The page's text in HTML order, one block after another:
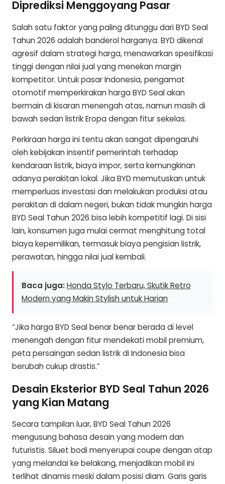
Diprediksi Menggoyang Pasar
Salah satu faktor yang paling ditunggu dari BYD Seal
Tahun 2026 adalah banderol harganya. BYD dikenal
agresif dalam strategi harga, menawarkan spesifikasi
tinggi dengan nilai jual yang menekan margin
kompetitor. Untuk pasar Indonesia, pengamat
otomotif memperkirakan harga BYD Seal akan
bermain di kisaran menengah atas, namun masih di
bawah sedan listrik Eropa dengan fitur sekelas.
Perkiraan harga ini tentu akan sangat dipengaruhi
oleh kebijakan insentif pemerintah terhadap
kendaraan listrik, biaya impor, serta kemungkinan
adanya perakitan lokal. Jika BYD memutuskan untuk
memperluas investasi dan melakukan produksi atau
perakitan di dalam negeri, bukan tidak mungkin harga
BYD Seal Tahun 2026 bisa lebih kompetitif lagi. Di sisi
lain, konsumen juga mulai cermat menghitung total
biaya kepemilikan, termasuk biaya pengisian listrik,
perawatan, hingga nilai jual kembali.
Baca juga:Honda Stylo Terbaru, Skutik Retro
Modern yang Makin Stylish untuk Harian
“Jika harga BYD Seal benar benar berada di level
menengah dengan fitur mendekati mobil premium,
peta persaingan sedan listrik di Indonesia bisa
berubah cukup drastis.”
Desain Eksterior BYD Seal Tahun 2026
yang Kian Matang
Secara tampilan luar, BYD Seal Tahun 2026
mengusung bahasa desain yang modern dan
futuristis. Siluet bodi menyerupai coupe dengan atap
yang melandai ke belakang, menjadikan mobil ini
terlihat dinamis meski dalam posisi diam. Garis garis